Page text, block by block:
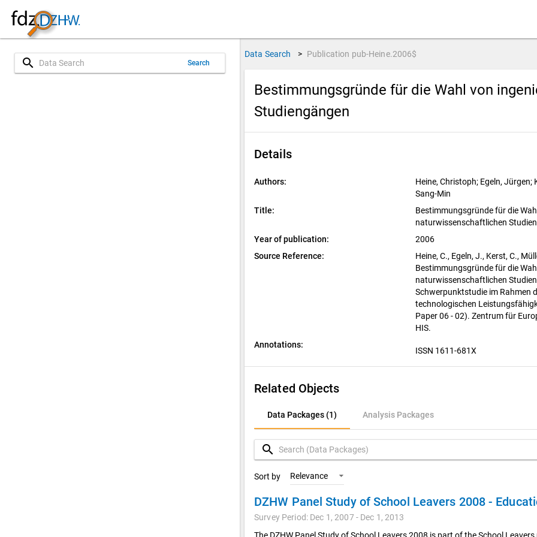
search Search
Data Search > Publication pub-Heine.2006$
Bestimmungsgründe für die Wahl von
Studiengängen
Details
Authors:
Heine, Christoph; Egeln, Jürgen;
Sang-Min
Title:
Bestimmungsgründe für die
naturwissenschaftlichen
Year of publication:
2006
Source Reference:
Heine, C., Egeln, J., Kerst, C.,
Bestimmungsgründe für die
naturwissenschaftlichen
Schwerpunktstudie im Rahmen
technologischen
Paper 06 - 02). Zentrum für
HIS.
Annotations:
ISSN 1611-681X
Related Objects
Data Packages (1) Analysis Packages
Data Packages (1)
Analysis Packages
search
Sort by Relevance
Survey Period: Dec 1, 2007 - Dec 1, 2013